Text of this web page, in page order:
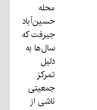
محله
حسین‌آباد
جیرفت که
سال‌ها به
دلیل
تمرکز
جمعیتی
ناشی از